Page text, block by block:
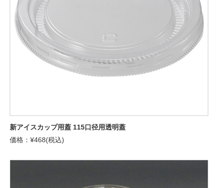
新アイスカップ用蓋 115口径用透明蓋
価格：¥468(税込)